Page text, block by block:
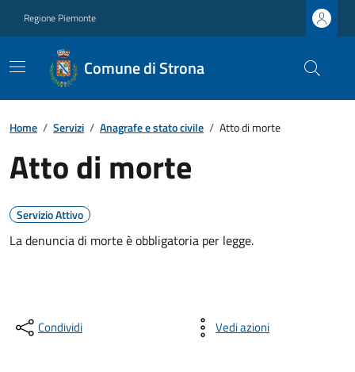
Regione Piemonte
Comune di Strona
Home / Servizi / Anagrafe e stato civile / Atto di morte
Atto di morte
Servizio Attivo
La denuncia di morte è obbligatoria per legge.
Condividi Vedi azioni